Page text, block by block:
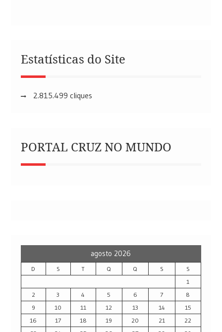
Estatísticas do Site
2.815.499 cliques
PORTAL CRUZ NO MUNDO
agosto 2026
D S T Q Q S
S
1
2
3 4 5 6 7
8
9
10 11 12 13 14
15
16
17 18 19 20 21
22